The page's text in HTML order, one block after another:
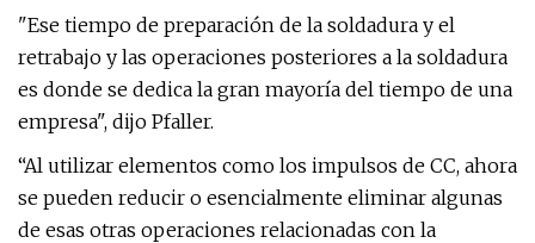
"Ese tiempo de preparación de la soldadura y el
retrabajo y las operaciones posteriores a la soldadura
es donde se dedica la gran mayoría del tiempo de una
empresa", dijo Pfaller.
“Al utilizar elementos como los impulsos de CC, ahora
se pueden reducir o esencialmente eliminar algunas
de esas otras operaciones relacionadas con la